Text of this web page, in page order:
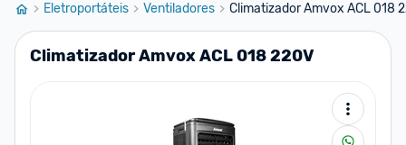
Eletroportáteis Ventiladores Climatizador Amvox ACL 018
Climatizador Amvox ACL 018 220V